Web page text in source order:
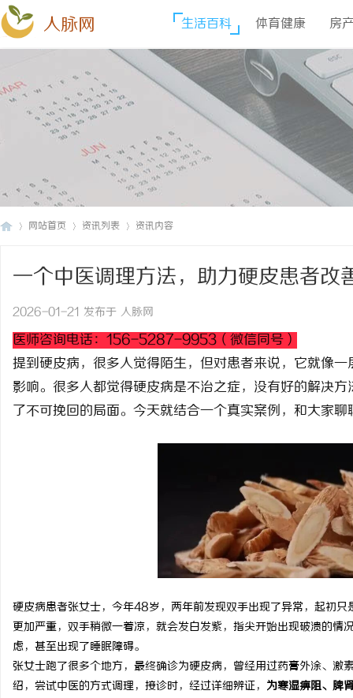
人脉网 生活百科 体育健康 房
网站首页 资讯列表 资讯内容
一个中医调理方法，助力硬皮患者改
2026-01-21 发布于 人脉网
医师咨询电话：156-5287-9953（微信同号）
提到硬皮病，很多人觉得陌生，但对患者来说，它就像
影响。很多人都觉得硬皮病是不治之症，没有好的解决
了不可挽回的局面。今天就结合一个真实案例，和大家
硬皮病患者张女士，今年48岁， 两年前发现双手出现了异常， 起初只
更加严重，双手稍微一着凉，就会发白发紫，指尖开始出现破溃的情
虑，甚至出现了睡眠障碍。
张女士跑了很多个地方，最终确诊为硬皮病，曾经用过药膏外涂、
绍，尝试中医的方式调理， 接诊时，经过详细辨证， 为寒湿痹阻、脾